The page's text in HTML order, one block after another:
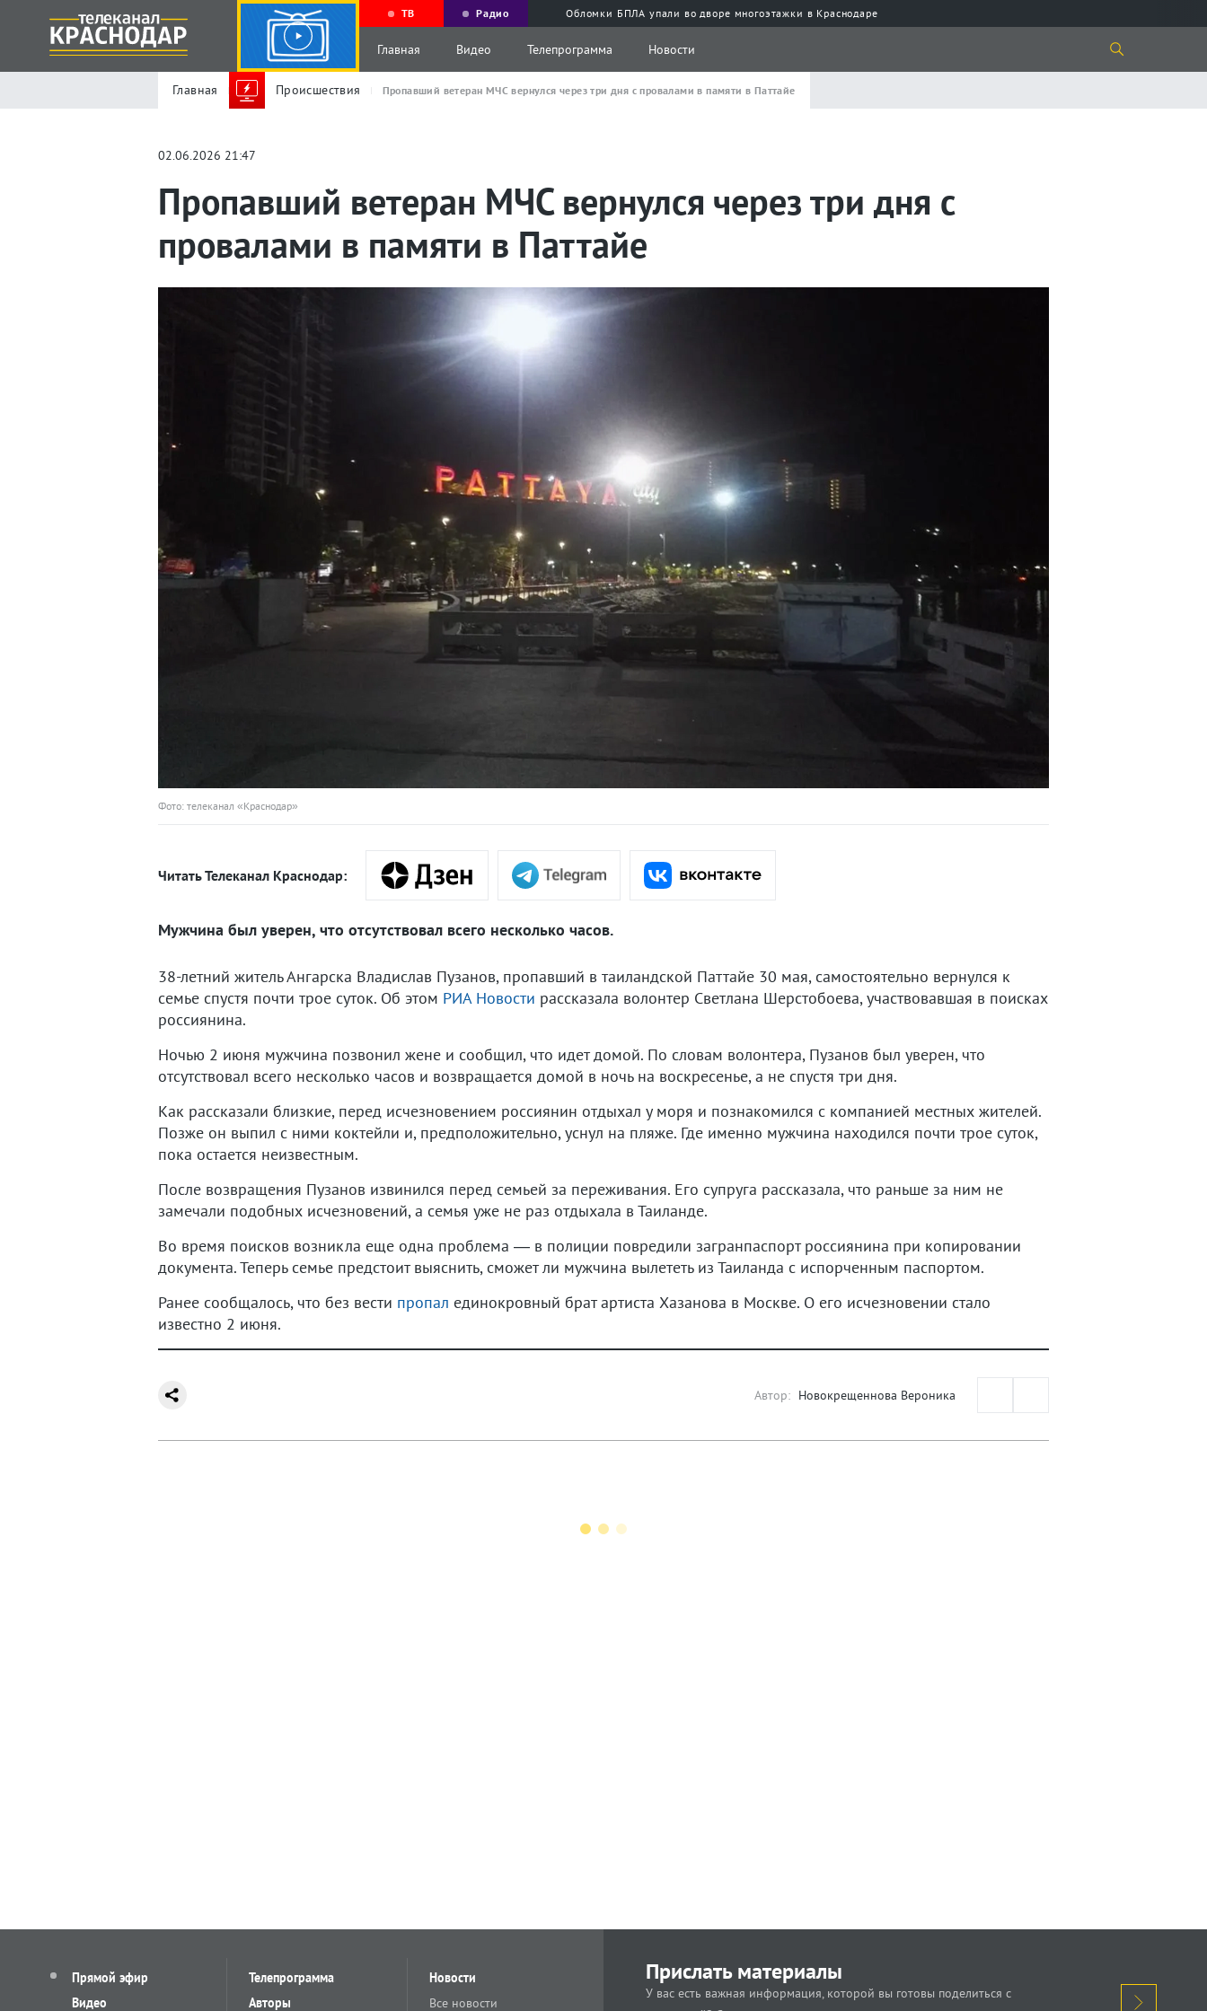
ТВ Радио Обломки БПЛА упали во дворе многоэтажки в Краснодаре
Главная Видео Телепрограмма Новости
Главная Происшествия Пропавший ветеран МЧС вернулся через три дня с провалами в памяти в Паттайе
02.06.2026 21:47
Пропавший ветеран МЧС вернулся через три дня с
провалами в памяти в Паттайе
Фото: телеканал «Краснодар»
Читать Телеканал Краснодар:
Мужчина был уверен, что отсутствовал всего несколько часов.
38-летний житель Ангарска Владислав Пузанов, пропавший в таиландской Паттайе 30 мая, самостоятельно вернулся к
семье спустя почти трое суток. Об этом РИА Новости рассказала волонтер Светлана Шерстобоева, участвовавшая в поисках
россиянина.
Ночью 2 июня мужчина позвонил жене и сообщил, что идет домой. По словам волонтера, Пузанов был уверен, что
отсутствовал всего несколько часов и возвращается домой в ночь на воскресенье, а не спустя три дня.
Как рассказали близкие, перед исчезновением россиянин отдыхал у моря и познакомился с компанией местных жителей.
Позже он выпил с ними коктейли и, предположительно, уснул на пляже. Где именно мужчина находился почти трое суток,
пока остается неизвестным.
После возвращения Пузанов извинился перед семьей за переживания. Его супруга рассказала, что раньше за ним не
замечали подобных исчезновений, а семья уже не раз отдыхала в Таиланде.
Во время поисков возникла еще одна проблема — в полиции повредили загранпаспорт россиянина при копировании
документа. Теперь семье предстоит выяснить, сможет ли мужчина вылететь из Таиланда с испорченным паспортом.
Ранее сообщалось, что без вести пропал единокровный брат артиста Хазанова в Москве. О его исчезновении стало
известно 2 июня.
Автор: Новокрещеннова Вероника
Прямой эфир
Видео
Телепрограмма
Авторы
Новости
Все новости
Прислать материалы
У вас есть важная информация, которой вы готовы поделиться с